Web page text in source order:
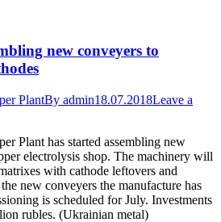
new conveyers to
PlantBy admin18.07.2018Leave a
Plant has started assembling new
electrolysis shop. The machinery will
with cathode leftovers and
new conveyers the manufacture has
is scheduled for July. Investments
rubles. (Ukrainian metal)